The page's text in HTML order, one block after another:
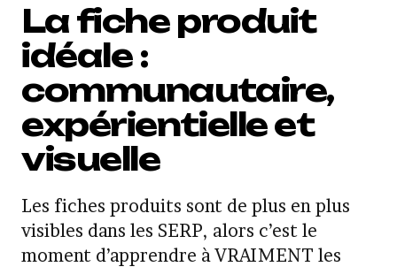
La fiche produit
idéale :
communautaire,
expérientielle et
visuelle
Les fiches produits sont de plus en plus
visibles dans les SERP, alors c’est le
moment d’apprendre à VRAIMENT les